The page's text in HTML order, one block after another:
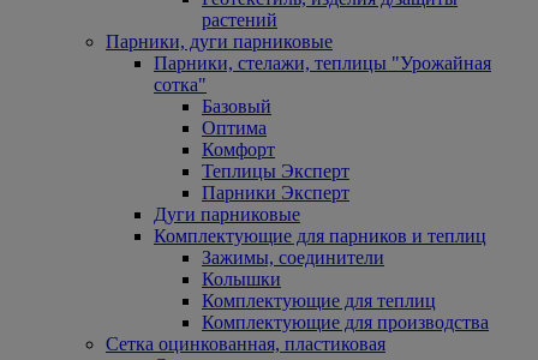
растений
Парники, дуги парниковые
Парники, стелажи, теплицы "Урожайная
сотка"
Базовый
Оптима
Комфорт
Теплицы Эксперт
Парники Эксперт
Дуги парниковые
Комплектующие для парников и теплиц
Зажимы, соединители
Колышки
Комплектующие для теплиц
Комплектующие для производства
Сетка оцинкованная, пластиковая